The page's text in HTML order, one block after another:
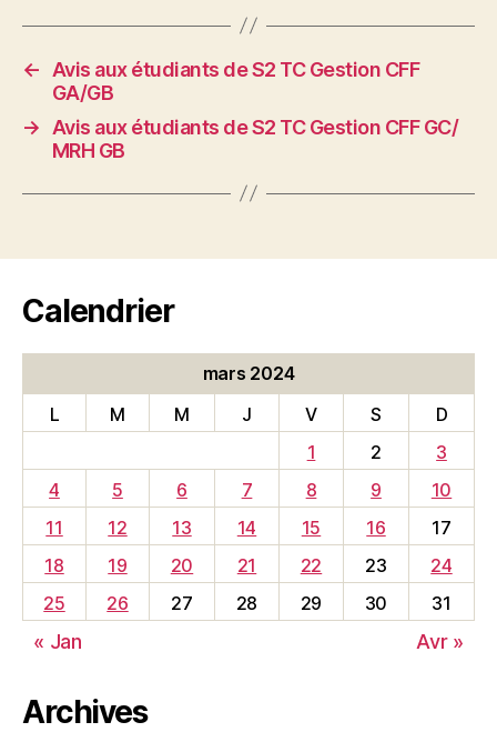
←
Avis aux étudiants de S2 TC Gestion CFF
GA/GB
→
Avis aux étudiants de S2 TC Gestion CFF GC/
MRH GB
Calendrier
mars 2024
L
M M J V S
D
1
2
3
4
5 6 7 8 9
10
11
12 13 14 15 16
17
18
19 20 21 22 23
24
25
26 27 28 29 30 31
« Jan Avr »
Archives